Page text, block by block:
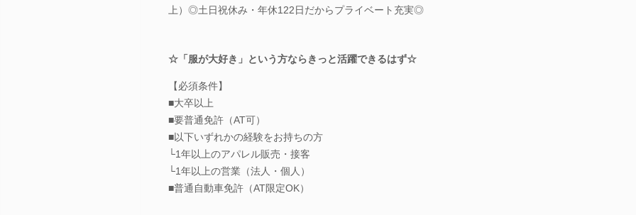
上）◎土日祝休み・年休122日だからプライベート充実◎
☆「服が大好き」という方ならきっと活躍できるはず☆
【必須条件】
■大卒以上
■要普通免許（AT可）
■以下いずれかの経験をお持ちの方
└1年以上のアパレル販売・接客
└1年以上の営業（法人・個人）
■普通自動車免許（AT限定OK）